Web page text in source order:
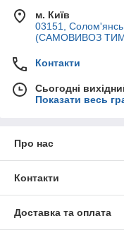
м. Київ
03151,
(САМОВИВОЗ
Контакти
Сьогодні
Показати весь
Про нас
Контакти
Доставка та оплата